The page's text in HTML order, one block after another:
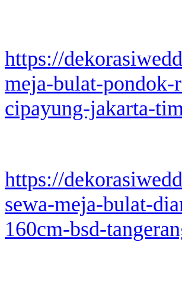
https://
meja-bulat-pondok-
cipayung-jakarta-
https://
sewa-meja-bulat-
160cm-bsd-